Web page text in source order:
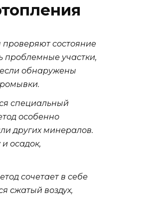
состояние
проблемные участки,
обнаружены
специальный
особенно
других минералов.
осадок,
сочетает в себе
сжатый воздух,